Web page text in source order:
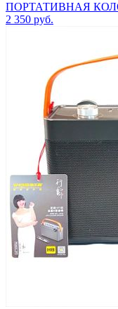
ПОРТАТИВНАЯ
2 350 руб.